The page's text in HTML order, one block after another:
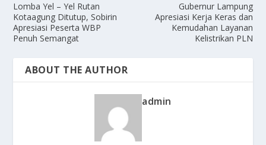
Lomba Yel – Yel Rutan
Kotaagung Ditutup, Sobirin
Apresiasi Peserta WBP
Penuh Semangat
Gubernur Lampung
Apresiasi Kerja Keras dan
Kemudahan Layanan
Kelistrikan PLN
ABOUT THE AUTHOR
admin